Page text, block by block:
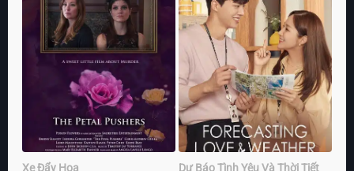
Xe Đẩy Hoa Dự Báo Tình Yêu Và Thời Tiết